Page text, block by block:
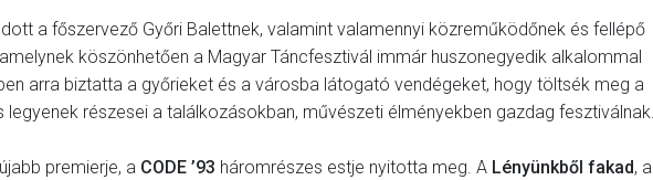
a főszervező Győri Balettnek, valamint valamennyi közreműködőnek és fellépő
köszönhetően a Magyar Táncfesztivál immár huszonegyedik alkalommal
arra biztatta a győrieket és a városba látogató vendégeket, hogy töltsék meg a
részesei a találkozásokban, művészeti élményekben gazdag fesztiválnak.
premierje, a CODE ’93 háromrészes estje nyitotta meg. A Lényünkből fakad, a